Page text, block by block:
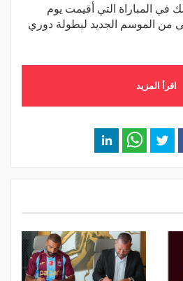
في المباراة التي أقيمت يوم
من الموسم الجديد لبطولة دوري
اقرأ المزيد